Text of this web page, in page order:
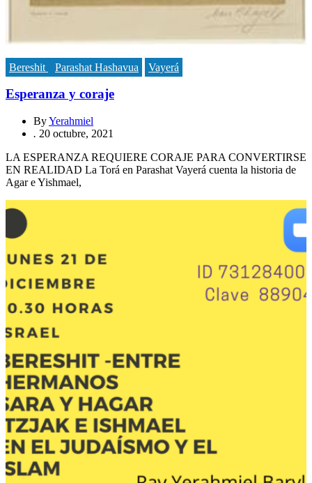
Bereshit Parashat Hashavua Vayerá
Esperanza y coraje
ByYerahmiel
. 20 octubre, 2021
LA ESPERANZA REQUIERE CORAJE PARA CONVERTIRSE
EN REALIDAD La Torá en Parashat Vayerá cuenta la historia de
Agar e Yishmael,